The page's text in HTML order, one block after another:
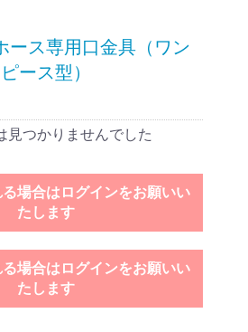
ース専用口金具（ワン
ピース型）
見つかりませんでした
場合はログインをお願いい
たします
場合はログインをお願いい
たします